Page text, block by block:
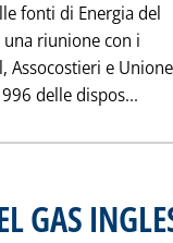
fonti di Energia del
riunione con i
Assocostieri e Unione
delle dispos...
GAS